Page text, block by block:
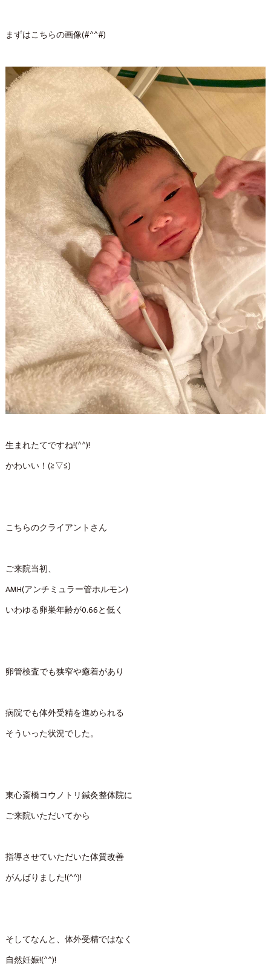
まずはこちらの画像(#^^#)
生まれたてですね!(^^)!
かわいい！(≧▽≦)
こちらのクライアントさん
ご来院当初、
AMH(アンチミュラー管ホルモン)
いわゆる卵巣年齢が0.66と低く
卵管検査でも狭窄や癒着があり
病院でも体外受精を進められる
そういった状況でした。
東心斎橋コウノトリ鍼灸整体院に
ご来院いただいてから
指導させていただいた体質改善
がんばりました!(^^)!
そしてなんと、体外受精ではなく
自然妊娠!(^^)!